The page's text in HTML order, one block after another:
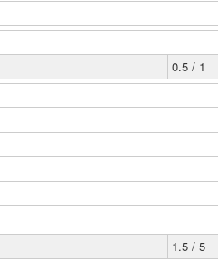
0.5 / 1
1.5 / 5